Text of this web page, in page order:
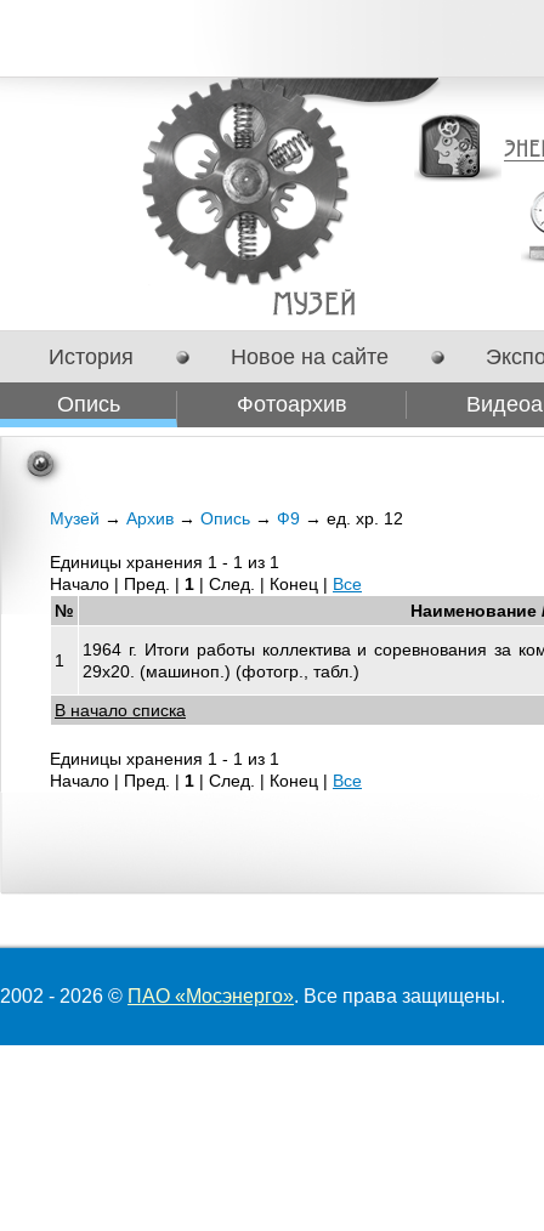
История Новое на сайте
Опись
Фотоархив
Сотрудничество
Музей → Архив → Опись → Ф9 → ед. хр. 12
Единицы хранения 1 - 1 из 1
Начало | Пред. | 1 | След. | Конец | Все
№
Наименование
1
1964 г. Итоги работы коллектива и соревнования за
29х20. (машиноп.) (фотогр., табл.)
В начало списка
Единицы хранения 1 - 1 из 1
Начало | Пред. | 1 | След. | Конец | Все
2002 - 2026 © ПАО «Мосэнерго». Все права защищены.